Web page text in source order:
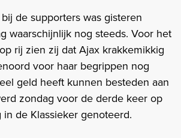
de supporters was gisteren
waarschijnlijk nog steeds. Voor het
rij zien zij dat Ajax krakkemikkig
voor haar begrippen nog
geld heeft kunnen besteden aan
zondag voor de derde keer op
de Klassieker genoteerd.